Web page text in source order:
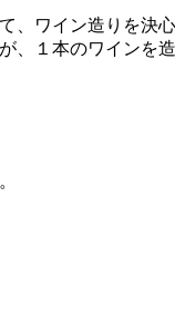
、ワイン造りを決
、１本のワインを